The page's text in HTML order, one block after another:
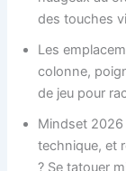
des touches
Les
colonne,
de jeu pour
Mindset
technique, et
? Se tatouer